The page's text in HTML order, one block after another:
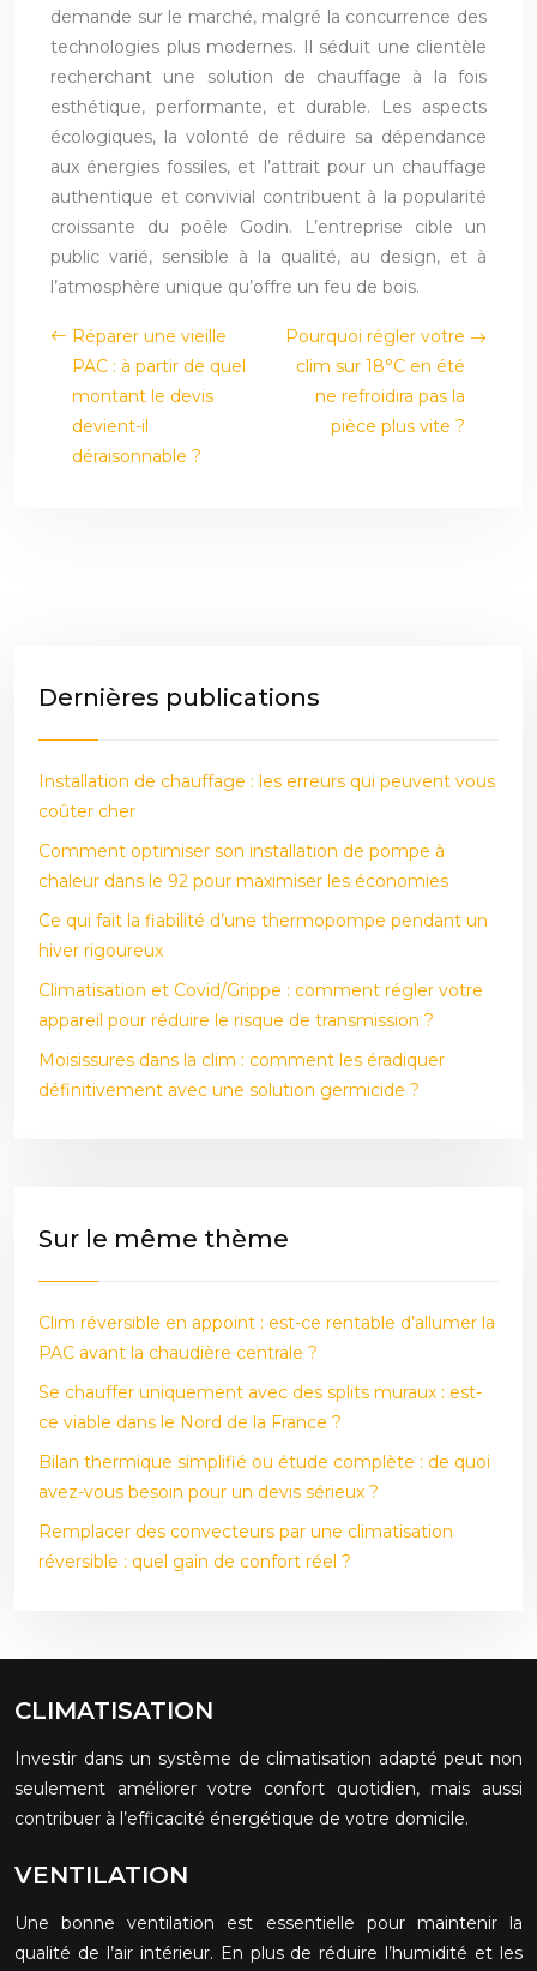
demande sur le marché, malgré la concurrence des
technologies plus modernes. Il séduit une clientèle
recherchant une solution de chauffage à la fois
esthétique, performante, et durable. Les aspects
écologiques, la volonté de réduire sa dépendance
aux énergies fossiles, et l’attrait pour un chauffage
authentique et convivial contribuent à la popularité
croissante du poêle Godin. L’entreprise cible un
public varié, sensible à la qualité, au design, et à
l’atmosphère unique qu’offre un feu de bois.
Réparer une vieille
PAC : à partir de quel
montant le devis
devient-il
déraisonnable ?
Pourquoi régler votre
clim sur 18°C en été
ne refroidira pas la
pièce plus vite ?
Dernières publications
Installation de chauffage : les erreurs qui peuvent vous
coûter cher
Comment optimiser son installation de pompe à
chaleur dans le 92 pour maximiser les économies
Ce qui fait la fiabilité d’une thermopompe pendant un
hiver rigoureux
Climatisation et Covid/Grippe : comment régler votre
appareil pour réduire le risque de transmission ?
Moisissures dans la clim : comment les éradiquer
définitivement avec une solution germicide ?
Sur le même thème
Clim réversible en appoint : est-ce rentable d’allumer la
PAC avant la chaudière centrale ?
Se chauffer uniquement avec des splits muraux : est-
ce viable dans le Nord de la France ?
Bilan thermique simplifié ou étude complète : de quoi
avez-vous besoin pour un devis sérieux ?
Remplacer des convecteurs par une climatisation
réversible : quel gain de confort réel ?
CLIMATISATION
Investir dans un système de climatisation adapté peut non
seulement améliorer votre confort quotidien, mais aussi
contribuer à l’efficacité énergétique de votre domicile.
VENTILATION
Une bonne ventilation est essentielle pour maintenir la
qualité de l’air intérieur. En plus de réduire l’humidité et les